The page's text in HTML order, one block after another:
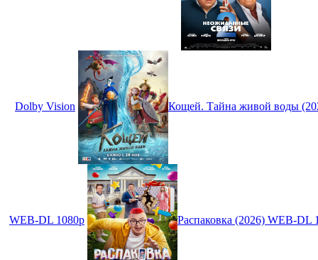
Dolby Vision Кощей. Тайна живой воды
WEB-DL 1080p Распаковка (2026) WEB-